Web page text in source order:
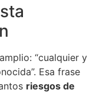
“cualquier y
Esa frase
riesgos de